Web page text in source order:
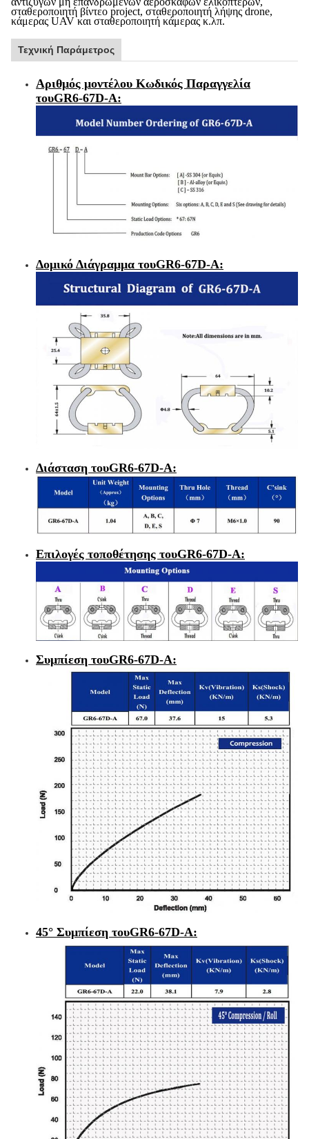
σταθεροποιητή βίντεο project, σταθεροποιητή λήψης drone,
κάμερας UAV και σταθεροποιητή κάμερας κ.λπ.
Τεχνική Παράμετρος
Αριθμός μοντέλου Κωδικός Παραγγελία
τουGR6-67D-A:
Δομικό Διάγραμμα τουGR6-67D-A:
Διάσταση τουGR6-67D-A:
Επιλογές τοποθέτησης τουGR6-67D-A:
Συμπίεση τουGR6-67D-A:
45° Συμπίεση τουGR6-67D-A: